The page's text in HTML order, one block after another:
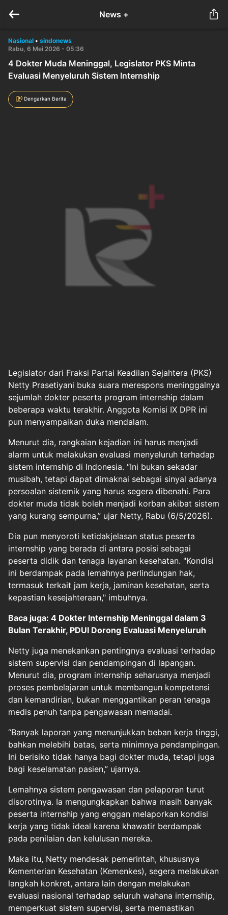
News +
Nasional • sindonews
Rabu, 6 Mei 2026 - 05:36
4 Dokter Muda Meninggal, Legislator PKS Minta
Evaluasi Menyeluruh Sistem Internship
Dengarkan Berita
Legislator dari Fraksi Partai Keadilan Sejahtera (PKS)
Netty Prasetiyani buka suara merespons meninggalnya
sejumlah dokter peserta program internship dalam
beberapa waktu terakhir. Anggota Komisi IX DPR ini
pun menyampaikan duka mendalam.
Menurut dia, rangkaian kejadian ini harus menjadi
alarm untuk melakukan evaluasi menyeluruh terhadap
sistem internship di Indonesia. “Ini bukan sekadar
musibah, tetapi dapat dimaknai sebagai sinyal adanya
persoalan sistemik yang harus segera dibenahi. Para
dokter muda tidak boleh menjadi korban akibat sistem
yang kurang sempurna,” ujar Netty, Rabu (6/5/2026).
Dia pun menyoroti ketidakjelasan status peserta
internship yang berada di antara posisi sebagai
peserta didik dan tenaga layanan kesehatan. "Kondisi
ini berdampak pada lemahnya perlindungan hak,
termasuk terkait jam kerja, jaminan kesehatan, serta
kepastian kesejahteraan," imbuhnya.
Baca juga: 4 Dokter Internship Meninggal dalam 3
Bulan Terakhir, PDUI Dorong Evaluasi Menyeluruh
Netty juga menekankan pentingnya evaluasi terhadap
sistem supervisi dan pendampingan di lapangan.
Menurut dia, program internship seharusnya menjadi
proses pembelajaran untuk membangun kompetensi
dan kemandirian, bukan menggantikan peran tenaga
medis penuh tanpa pengawasan memadai.
“Banyak laporan yang menunjukkan beban kerja tinggi,
bahkan melebihi batas, serta minimnya pendampingan.
Ini berisiko tidak hanya bagi dokter muda, tetapi juga
bagi keselamatan pasien,” ujarnya.
Lemahnya sistem pengawasan dan pelaporan turut
disorotinya. Ia mengungkapkan bahwa masih banyak
peserta internship yang enggan melaporkan kondisi
kerja yang tidak ideal karena khawatir berdampak
pada penilaian dan kelulusan mereka.
Maka itu, Netty mendesak pemerintah, khususnya
Kementerian Kesehatan (Kemenkes), segera melakukan
langkah konkret, antara lain dengan melakukan
evaluasi nasional terhadap seluruh wahana internship,
memperkuat sistem supervisi, serta memastikan